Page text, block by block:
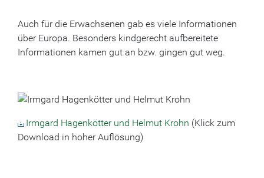
Auch für die Erwachsenen gab es viele Informationen
über Europa. Besonders kindgerecht aufbereitete
Informationen kamen gut an bzw. gingen gut weg.
Irmgard Hagenkötter und Helmut Krohn (Klick zum
Download in hoher Auflösung)